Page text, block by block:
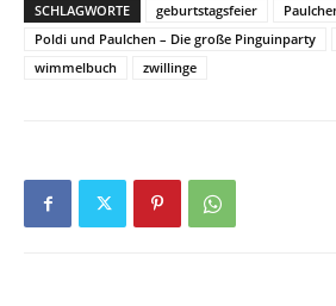
SCHLAGWORTE geburtstagsfeier
Poldi und Paulchen – Die große Pinguinparty
wimmelbuch
zwillinge